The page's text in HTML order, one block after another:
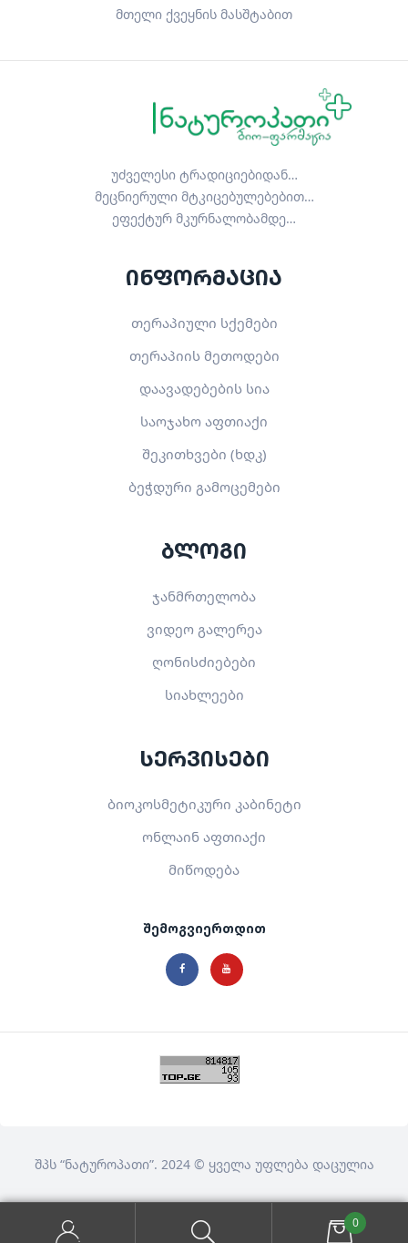
მთელი ქვეყნის მასშტაბით
უძველესი ტრადიციებიდან…
მეცნიერული მტკიცებულებებით…
ეფექტურ მკურნალობამდე…
ინფორმაცია
თერაპიული სქემები
თერაპიის მეთოდები
დაავადებების სია
საოჯახო აფთიაქი
შეკითხვები (ხდკ)
ბეჭდური გამოცემები
ბლოგი
ჯანმრთელობა
ვიდეო გალერეა
ღონისძიებები
სიახლეები
სერვისები
ბიოკოსმეტიკური კაბინეტი
ონლაინ აფთიაქი
მიწოდება
შემოგვიერთდით
შპს “ნატუროპათი”. 2024 © ყველა უფლება დაცულია
0